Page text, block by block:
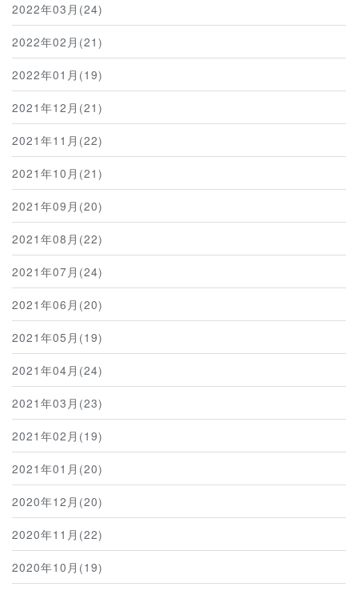
2022年03月(24)
2022年02月(21)
2022年01月(19)
2021年12月(21)
2021年11月(22)
2021年10月(21)
2021年09月(20)
2021年08月(22)
2021年07月(24)
2021年06月(20)
2021年05月(19)
2021年04月(24)
2021年03月(23)
2021年02月(19)
2021年01月(20)
2020年12月(20)
2020年11月(22)
2020年10月(19)